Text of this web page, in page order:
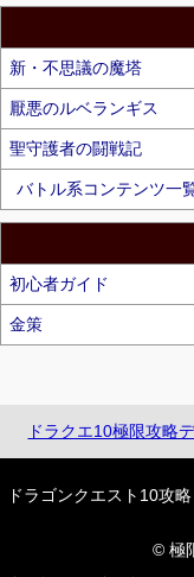
新・不思議の魔塔
厭悪のルベランギス
聖守護者の闘戦記
バトル系コンテンツ一
初心者ガイド
金策
ドラクエ10極限攻略
ドラゴンクエスト10攻
© 極